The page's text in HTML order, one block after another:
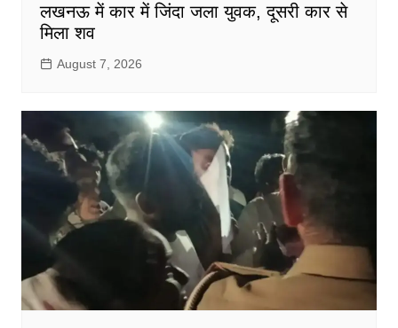
लखनऊ में कार में जिंदा जला युवक, दूसरी कार से
मिला शव
August 7, 2026